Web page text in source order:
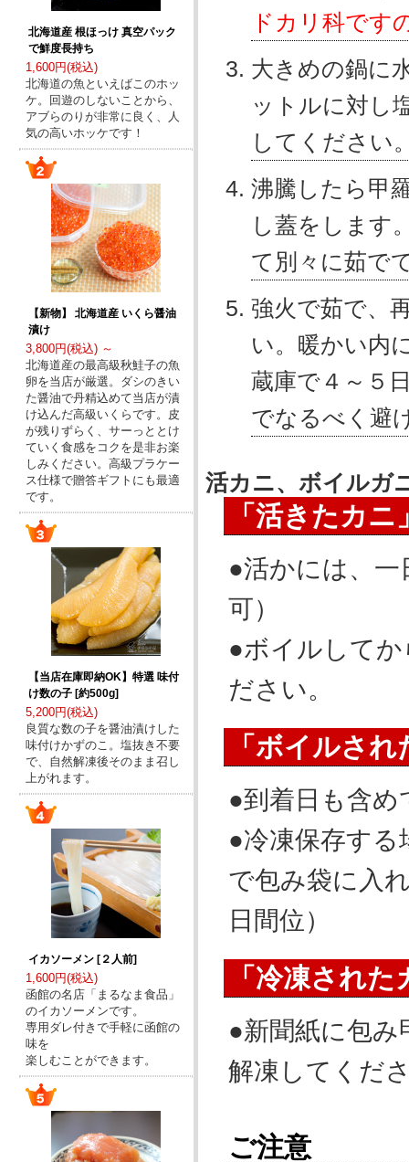
北海道産 根ほっけ 真空パック
で鮮度長持ち
1,600円(税込)
北海道の魚といえばこのホッ
ケ。回遊のしないことから、
アブらのりが非常に良く、人
気の高いホッケです！
【新物】 北海道産 いくら醤油
漬け
3,800円(税込) ～
北海道産の最高級秋鮭子の魚
卵を当店が厳選。ダシのきい
た醤油で丹精込めて当店が漬
け込んだ高級いくらです。皮
が残りずらく、サーっととけ
ていく食感をコクを是非お楽
しみください。高級プラケー
ス仕様で贈答ギフトにも最適
です。
【当店在庫即納OK】特選 味付
け数の子 [約500g]
5,200円(税込)
良質な数の子を醤油漬けした
味付けかずのこ。塩抜き不要
で、自然解凍後そのまま召し
上がれます。
イカソーメン [２人前]
1,600円(税込)
函館の名店「まるなま食品」
のイカソーメンです。
専用ダレ付きで手軽に函館の
味を
楽しむことができます。
ドカリ科です
大きめの鍋に
ットルに対し
してください
沸騰したら甲
し蓋をします
て別々に茹で
強火で茹で、
い。暖かい内
蔵庫で４～５
でなるべく避
活カニ、ボイルガ
「活きたカ
●活かには、
可）
●ボイルして
ださい。
「ボイルさ
●到着日も含め
●冷凍保存す
で包み袋に入
日間位）
「冷凍され
●新聞紙に包み
解凍してくだ
ご注意